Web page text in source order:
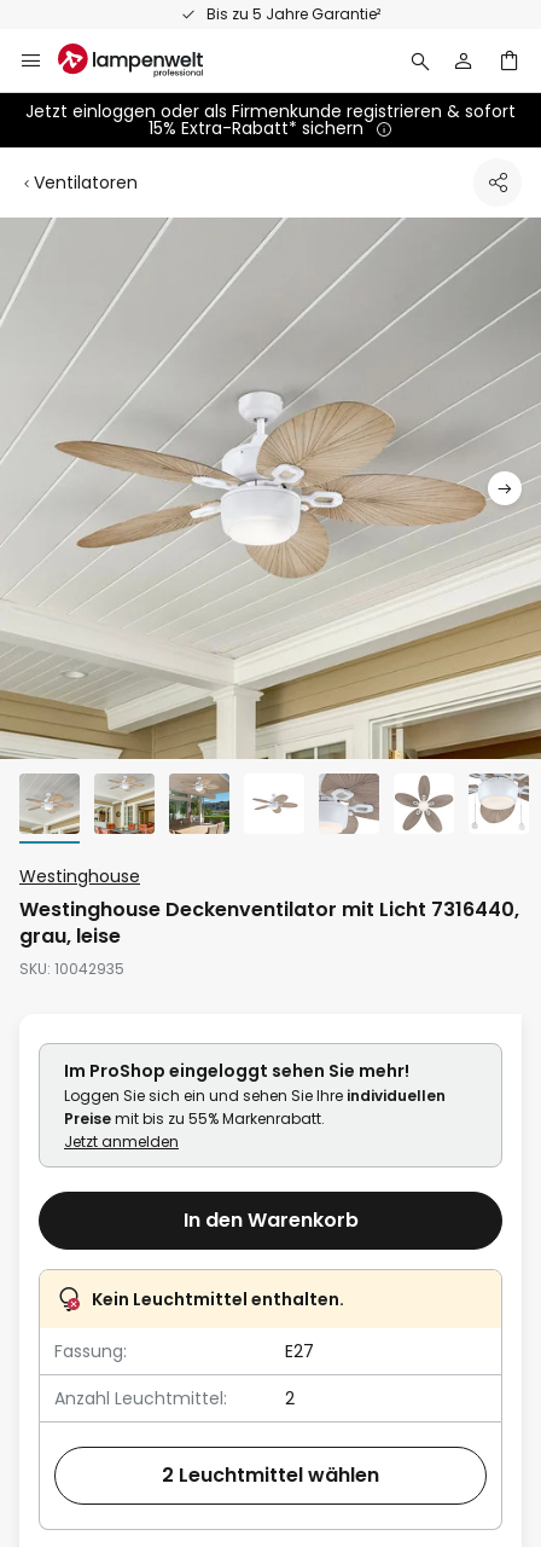
Bis zu 5 Jahre Garantie²
Inhalt
springen
Jetzt einloggen oder als Firmenkunde registrieren & sofort
15% Extra-Rabatt* sichern
Ventilatoren
Ende
der
Bildgalerie
springen
Anfang
der
Bildgalerie
springen
Westinghouse
Westinghouse Deckenventilator mit Licht 7316440,
grau, leise
SKU 10042935
Im ProShop eingeloggt sehen Sie mehr!
Loggen Sie sich ein und sehen Sie Ihre individuellen
Preisemit bis zu 55% Markenrabatt.
Jetzt anmelden
In den Warenkorb
Kein Leuchtmittel enthalten.
Fassung:
E27
Anzahl Leuchtmittel:
2
2 Leuchtmittel wählen